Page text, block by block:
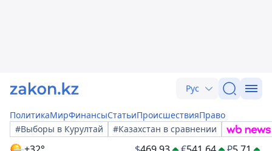
Рус
ПолитикаМирФинансыСтатьиПроисшествияПраво
#Выборы в Курултай
#Казахстан в сравнении